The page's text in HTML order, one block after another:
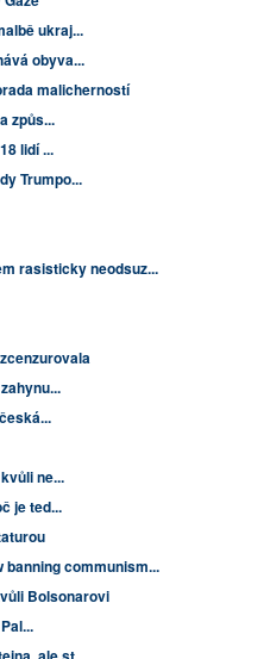
ukraj...
obyva...
malicherností
způs...
lidí ...
Trumpo...
rasisticky neodsuz...
ne...
je ted...
communism...
Bolsonarovi